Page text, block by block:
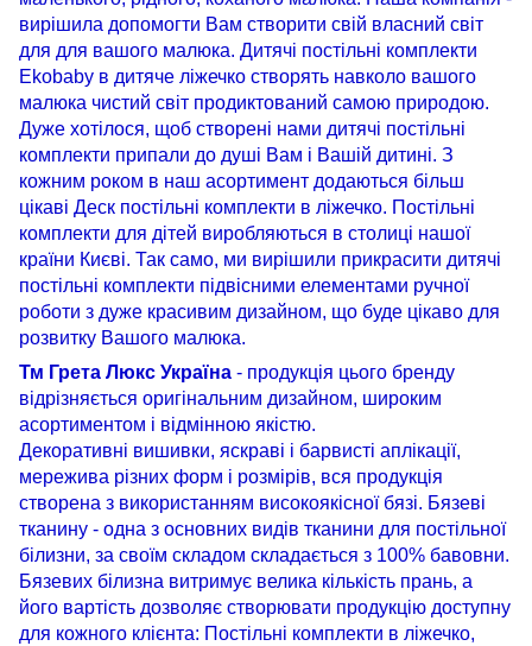
вирішила допомогти Вам створити свій власний світ
для для вашого малюка. Дитячі постільні комплекти
Ekobaby в дитяче ліжечко створять навколо вашого
малюка чистий світ продиктований самою природою.
Дуже хотілося, щоб створені нами дитячі постільні
комплекти припали до душі Вам і Вашій дитині. З
кожним роком в наш асортимент додаються більш
цікаві Деск постільні комплекти в ліжечко. Постільні
комплекти для дітей виробляються в столиці нашої
країни Києві. Так само, ми вирішили прикрасити дитячі
постільні комплекти підвісними елементами ручної
роботи з дуже красивим дизайном, що буде цікаво для
розвитку Вашого малюка.
Тм Грета Люкс Україна - продукція цього бренду
відрізняється оригінальним дизайном, широким
асортиментом і відмінною якістю.
Декоративні вишивки, яскраві і барвисті аплікації,
мережива різних форм і розмірів, вся продукція
створена з використанням високоякісної бязі. Бязеві
тканину - одна з основних видів тканини для постільної
білизни, за своїм складом складається з 100% бавовни.
Бязевих білизна витримує велика кількість прань, а
його вартість дозволяє створювати продукцію доступну
для кожного клієнта: Постільні комплекти в ліжечко,